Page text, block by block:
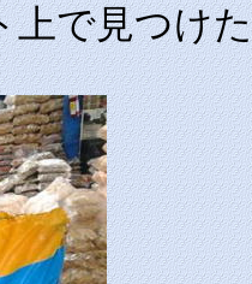
上で見つけ